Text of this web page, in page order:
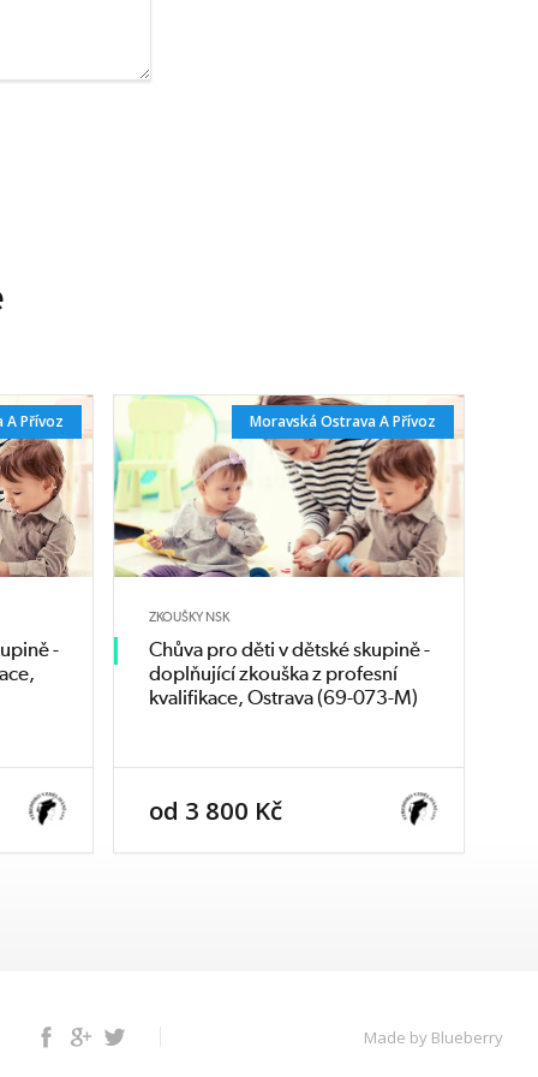
A Přívoz
-
Moravská Ostrava A Přívoz
ZKOUŠKY NSK
Chůva pro děti v dětské skupině -
doplňující zkouška z profesní
kvalifikace, Ostrava (69-073-M)
od 3 800 Kč
Facebook
Google+Twitter Made by Blueberry